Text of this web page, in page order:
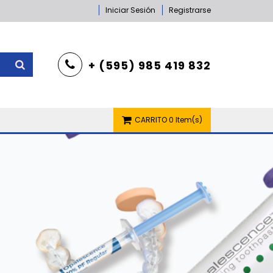
Iniciar Sesión Registrarse
+ (595) 985 419 832
CARRITO0 Item(s)